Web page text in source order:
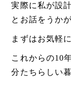
実際に私が設
とお話をうか
まずはお気軽に
これからの10
分たちらしい